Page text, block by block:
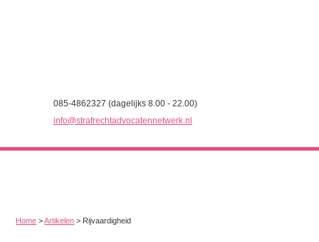
085-4862327 (dagelijks 8.00 - 22.00)
info@strafrechtadvocatennetwerk.nl
Home >Artikelen > Rijvaardigheid